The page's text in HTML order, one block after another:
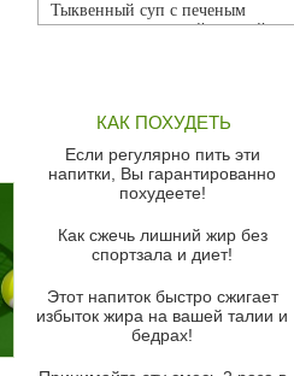
Тыквенный суп с печеным
чесноком и томатной сальсой
красного перца
Парижский луковый суп
Суп из спаржи и горошка с
Суп-крем из цветной капусты
Французский луковый суп
Суп из баклажанов с моцареллой
КАК ПОХУДЕТЬ
Если регулярно пить эти
напитки, Вы гарантированно
похудеете!
Как сжечь лишний жир без
спортзала и диет!
Этот напиток быстро сжигает
избыток жира на вашей талии и
бедрах!